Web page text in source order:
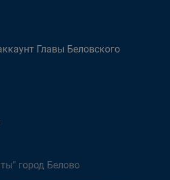
Главы Беловского
город Белово